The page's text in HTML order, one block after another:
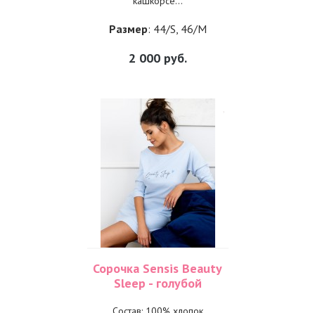
Размер: 44/S, 46/M
2 000руб.
Сорочка Sensis Beauty
Sleep - голубой